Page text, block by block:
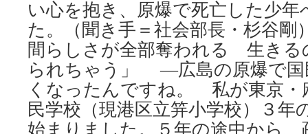
い心を抱き、原爆で死亡した少
た。（聞き手＝社会部長・杉谷
間らしさが全部奪われる 生きる
られちゃう」 ―広島の原爆で国
くなったんですね。 私が東京・
民学校（現港区立笄小学校）３年
始まりました。５年の途中から